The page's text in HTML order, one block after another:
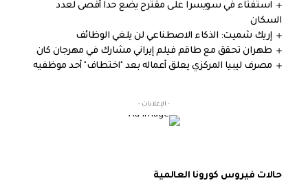
استفتاء في سويسرا على مقترح يضع حدا أقصى لعدد
السكان
إريك شميت: الذكاء الاصطناعي لن يلغي الوظائف
طهران تحقق مع طاقم فيلم إيراني مشارك في مهرجان كان
مصرف ليبيا المركزي يعلق أعماله بعد "اختطاف" أحد موظفيه
- الإعلانات -
حالات فيروس كورونا العالمية